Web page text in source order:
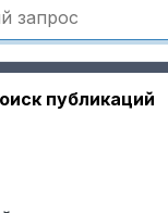
публикаций